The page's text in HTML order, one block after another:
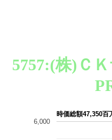
5757:(株)Ｃ
時価総額47,350
6,000